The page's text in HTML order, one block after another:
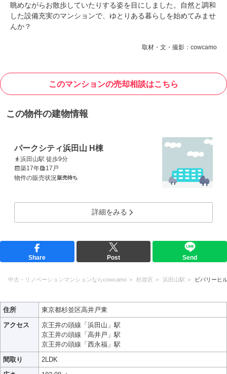
眺めながらお散歩していたりする姿を目にしました。自然と調和
した設備充実のマンションで、ゆとりある暮らしを始めてみませ
んか？
取材・文・撮影：cowcamo
このマンションの売却相談はこちら
この物件の建物情報
パークシティ浜田山 H棟
浜田山駅 徒歩9分
築17年
17戸
物件の販売状況販売待ち
詳細をみる
Share Post Send
中古・リノベーションマンションならcowcamo 杉並区 浜田山駅 ビバリーヒ
住所
東京都杉並区高井戸東
アクセス
京王井の頭線「浜田山」駅
京王井の頭線「高井戸」駅
京王井の頭線「西永福」駅
間取り
2LDK